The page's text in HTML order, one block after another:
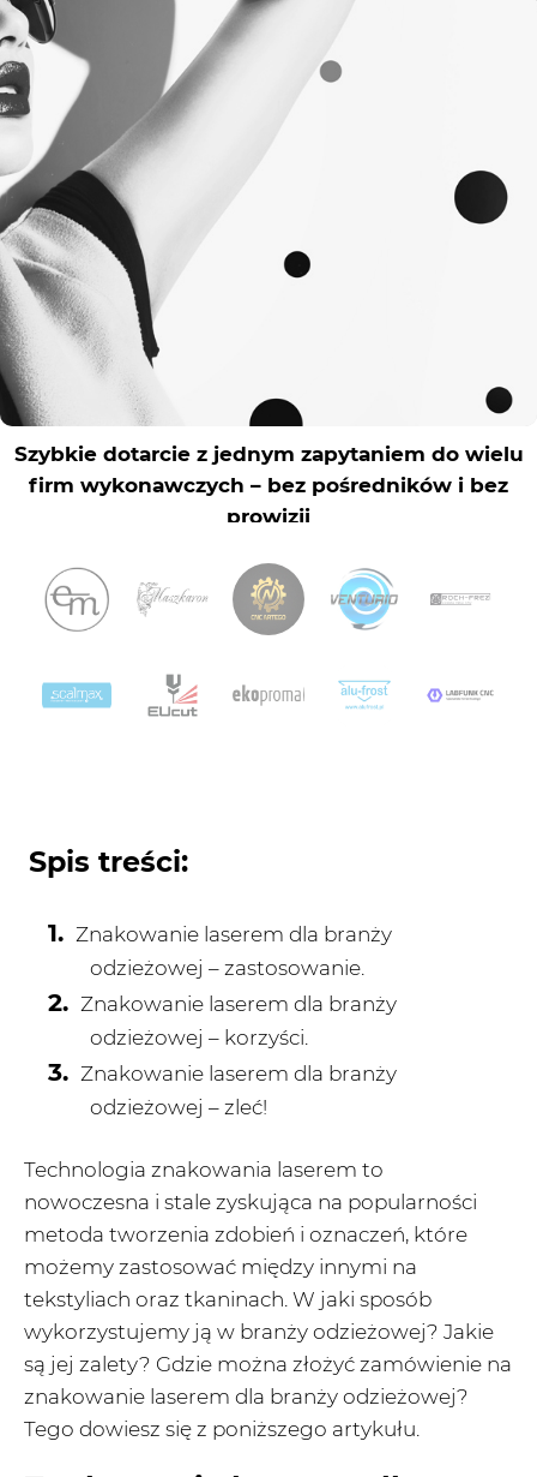
Zaloguj się
Spis treści:
Znakowanie laserem dla branży
odzieżowej – zastosowanie.
Znakowanie laserem dla branży
odzieżowej – korzyści.
Znakowanie laserem dla branży
odzieżowej – zleć!
Technologia znakowania laserem to
nowoczesna i stale zyskująca na popularności
metoda tworzenia zdobień i oznaczeń, które
możemy zastosować między innymi na
tekstyliach oraz tkaninach. W jaki sposób
wykorzystujemy ją w branży odzieżowej? Jakie
są jej zalety? Gdzie można złożyć zamówienie na
znakowanie laserem dla branży odzieżowej?
Tego dowiesz się z poniższego artykułu.